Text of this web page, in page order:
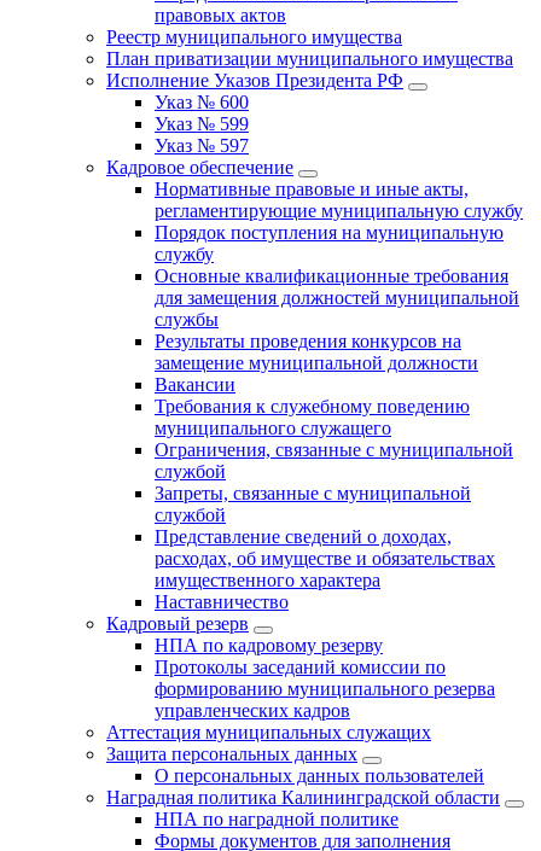
правовых актов
Реестр муниципального имущества
План приватизации муниципального имущества
Исполнение Указов Президента РФ
Указ № 600
Указ № 599
Указ № 597
Кадровое обеспечение
Нормативные правовые и иные акты,
регламентирующие муниципальную службу
Порядок поступления на муниципальную
службу
Основные квалификационные требования
для замещения должностей муниципальной
службы
Результаты проведения конкурсов на
замещение муниципальной должности
Вакансии
Требования к служебному поведению
муниципального служащего
Ограничения, связанные с муниципальной
службой
Запреты, связанные с муниципальной
службой
Представление сведений о доходах,
расходах, об имуществе и обязательствах
имущественного характера
Наставничество
Кадровый резерв
НПА по кадровому резерву
Протоколы заседаний комиссии по
формированию муниципального резерва
управленческих кадров
Аттестация муниципальных служащих
Защита персональных данных
О персональных данных пользователей
Наградная политика Калининградской области
НПА по наградной политике
Формы документов для заполнения